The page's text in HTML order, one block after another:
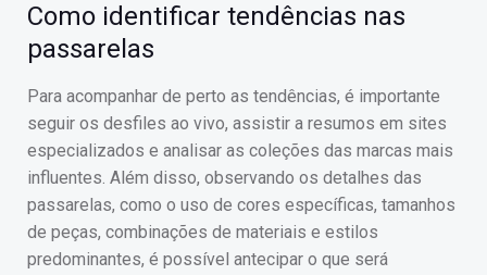
Como identificar tendências nas
passarelas
Para acompanhar de perto as tendências, é importante
seguir os desfiles ao vivo, assistir a resumos em sites
especializados e analisar as coleções das marcas mais
influentes. Além disso, observando os detalhes das
passarelas, como o uso de cores específicas, tamanhos
de peças, combinações de materiais e estilos
predominantes, é possível antecipar o que será